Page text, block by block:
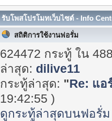
รับโพสโปรโมทเว็บไซต์ - Info
สถิติการใช้งานฟอรั่ม
624472 กระทู้ ใน
ล่าสุด: dilive11
กระทู้ล่าสุด: "Re: แอ
19:42:55 )
ดูกระทู้ล่าสุดบนฟอรั่ม